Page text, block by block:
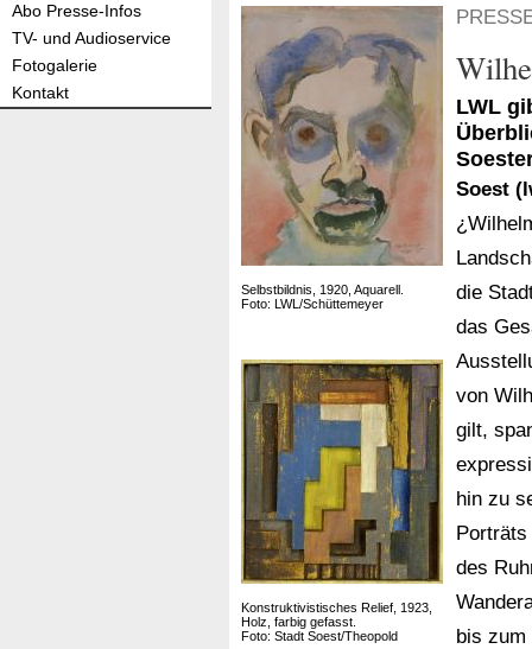
Abo Presse-Infos
TV- und Audioservice
Fotogalerie
Kontakt
Selbstbildnis, 1920, Aquarell.
Foto: LWL/Schüttemeyer
Konstruktivistisches Relief, 1923,
Holz, farbig gefasst.
Foto: Stadt Soest/Theopold
LWL
Soest
die
das
von
gilt,
hin zu
Porträts
des
bis zum